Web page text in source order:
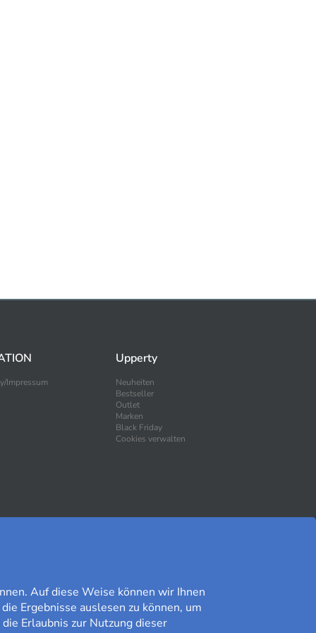
Impressum
Upperty
Neuheiten
Bestseller
Outlet
Marken
Black Friday
Cookies verwalten
Auf diese Weise können wir Ihnen
Ergebnisse auslesen zu können, um
Erlaubnis zur Nutzung dieser